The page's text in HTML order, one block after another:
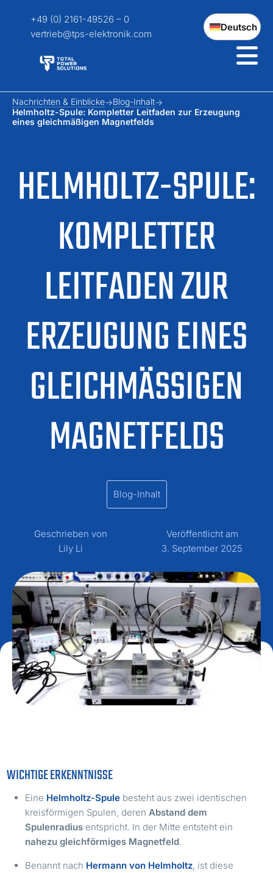
+49 (0) 2161-49526 – 0
vertrieb@tps-elektronik.com
Deutsch
HELMHOLTZ-SPULE:
KOMPLETTER
LEITFADEN ZUR
ERZEUGUNG EINES
GLEICHMÄSSIGEN M
AGNETFELDS
Nachrichten & Einblicke
Blog-Inhalt
Helmholtz-Spule: Kompletter Leitfaden zur Erzeugung
eines gleichmäßigen Magnetfelds
Blog-Inhalt
Geschrieben von
Lily Li
Veröffentlicht am
3. September 2025
WICHTIGE ERKENNTNISSE
Eine Helmholtz-Spule besteht aus zwei identischen
kreisförmigen Spulen, deren Abstand dem
Spulenradius entspricht. In der Mitte entsteht ein
nahezu gleichförmiges Magnetfeld.
Benannt nach Hermann von Helmholtz , ist diese